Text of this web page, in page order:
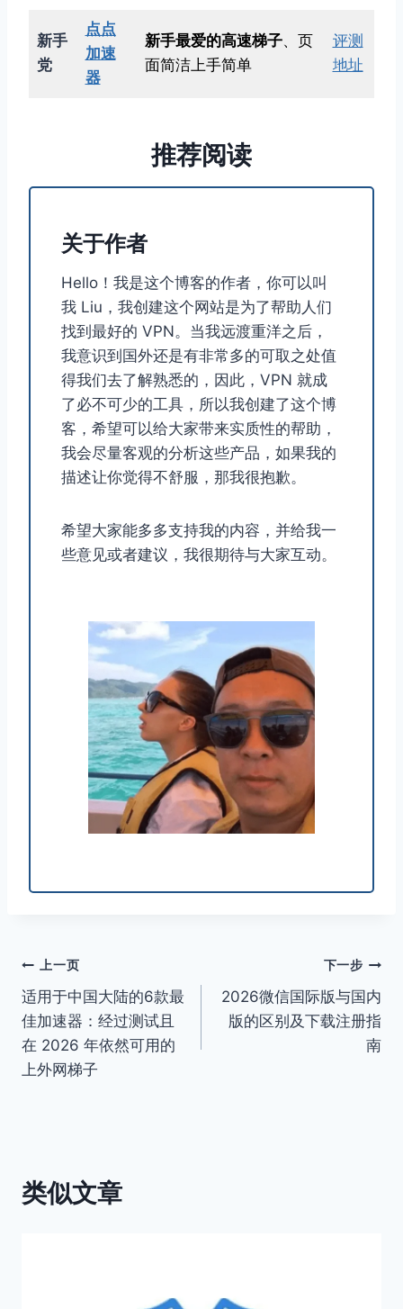
新手
党
点点
加速
器
新手最爱的高速梯子、页
面简洁上手简单
评测
地址
推荐阅读
关于作者
Hello！我是这个博客的作者，你可以叫
我 Liu，我创建这个网站是为了帮助人们
找到最好的 VPN。当我远渡重洋之后，
我意识到国外还是有非常多的可取之处值
得我们去了解熟悉的，因此，VPN 就成
了必不可少的工具，所以我创建了这个博
客，希望可以给大家带来实质性的帮助，
我会尽量客观的分析这些产品，如果我的
描述让你觉得不舒服，那我很抱歉。
希望大家能多多支持我的内容，并给我一
些意见或者建议，我很期待与大家互动。
文
章
导
航
上一页
适用于中国大陆的6款最
佳加速器：经过测试且
在 2026 年依然可用的
上外网梯子
下一步
2026微信国际版与国内
版的区别及下载注册指
南
类似文章